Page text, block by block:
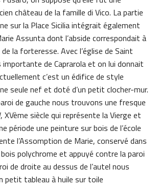
château de la famille di Vico. La partie
sur la Place Sicilia intégrait également
Assunta dont l’abside correspondait à
la forteresse. Avec l’église de Saint
importante de Caprarola et on lui donnait
c’est un édifice de style
seule nef et doté d’un petit clocher-mur.
de gauche nous trouvons une fresque
XVème siècle qui représente la Vierge et
période une peinture sur bois de l’école
l’Assomption de Marie, conservé dans
polychrome et appuyé contre la paroi
de droite au dessus de l’autel nous
petit tableau à huile sur toile